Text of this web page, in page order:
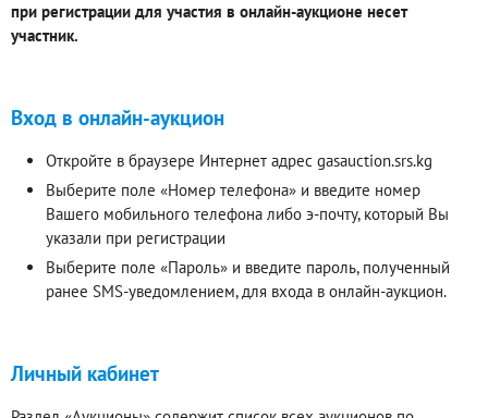
при регистрации для участия в онлайн-аукционе несет
участник.
Вход в онлайн-аукцион
Откройте в браузере Интернет адрес gasauction.srs.kg
Выберите поле «Номер телефона» и введите номер
Вашего мобильного телефона либо э-почту, который Вы
указали при регистрации
Выберите поле «Пароль» и введите пароль, полученный
ранее SMS-уведомлением, для входа в онлайн-аукцион.
Личный кабинет